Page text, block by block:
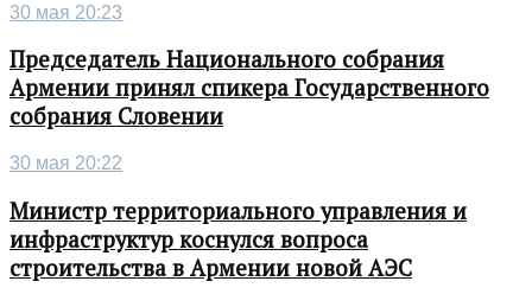
30 мая 20:23
Председатель Национального собрания
Армении принял спикера Государственного
собрания Словении
30 мая 20:22
Министр территориального управления и
инфраструктур коснулся вопроса
строительства в Армении новой АЭС